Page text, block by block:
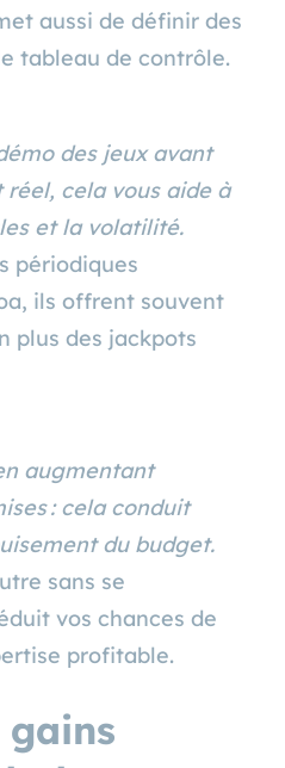
aussi de définir des
tableau de contrôle.
des jeux avant
réel, cela vous aide à
et la volatilité.
périodiques
ils offrent souvent
plus des jackpots
augmentant
: cela conduit
du budget.
sans se
vos chances de
profitable.
gains